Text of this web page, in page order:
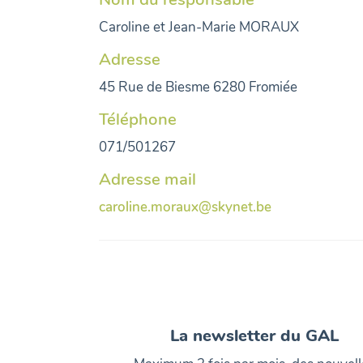
Caroline et Jean-Marie MORAUX
Adresse
45 Rue de Biesme 6280 Fromiée
Téléphone
071/501267
Adresse mail
caroline.moraux@skynet.be
La newsletter du GAL